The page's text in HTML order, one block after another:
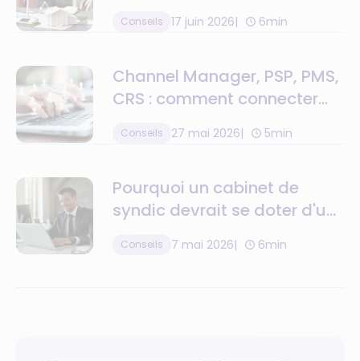
Conseils 17 juin 2026 6min
Channel Manager, PSP, PMS,
CRS : comment connecter
Conseils 27 mai 2026 5min
Pourquoi un cabinet de
syndic devrait se doter d'un
relation client ?
Conseils 7 mai 2026 6min